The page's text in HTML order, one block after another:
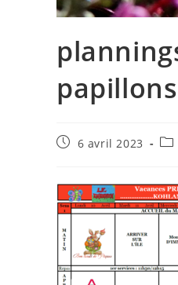
papillons
Publication
6 avril 2023